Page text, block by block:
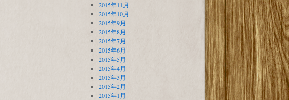
2015年11月
2015年10月
2015年9月
2015年8月
2015年7月
2015年6月
2015年5月
2015年4月
2015年3月
2015年2月
2015年1月